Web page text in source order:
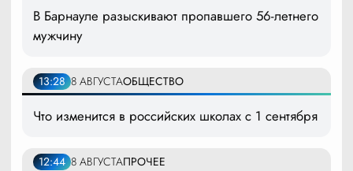
В Барнауле разыскивают пропавшего 56-летнего
мужчину
13:28 8 АВГУСТАОБЩЕСТВО
Что изменится в российских школах с 1 сентября
12:44 8 АВГУСТАПРОЧЕЕ